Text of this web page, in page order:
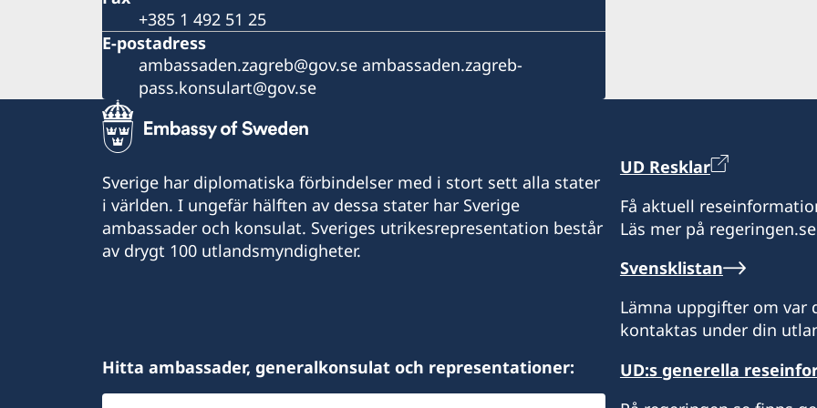
+385 1 492 51 25
E-postadress
ambassaden.zagreb@gov.se ambassaden.zagreb-
pass.konsulart@gov.se
Konsulatet i Split är
Vänligen vänd dig till
till ambassaden i Zagreb.
Honorärkonsul
Mladen Drnasin
resehandlingar.
Honorärkonsul
Andela Matic
Sverige har diplomatiska förbindelser med i stort sett alla stater
i världen. I ungefär hälften av dessa stater har Sverige
ambassader och konsulat. Sveriges utrikesrepresentation består
av drygt 100 utlandsmyndigheter.
Hitta ambassader, generalkonsulat och representationer:
Välj
UD Resklar
Få aktuell
Läs mer på
Svensklistan
Lämna uppgifter om var
kontaktas under din
UD:s generella